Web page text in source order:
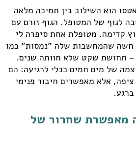
הוא השילוב בין תמיכה מלאה
לגוף של המטופל. הגוף זורם עם
קדימה. מטופלת אחת סיפרה לי
חשה שהמחשבות שלה "נמסות" כמו
– תחושת שקט שלא חוותה שנים.
של מים חמים ככלי לרגיעה: הם
אלא מאפשרים חיבור פנימי
מאפשרת שחרור של